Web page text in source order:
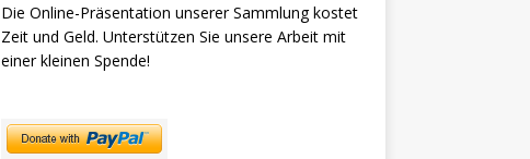
Die Online-Präsentation unserer Sammlung kostet
Zeit und Geld. Unterstützen Sie unsere Arbeit mit
einer kleinen Spende!